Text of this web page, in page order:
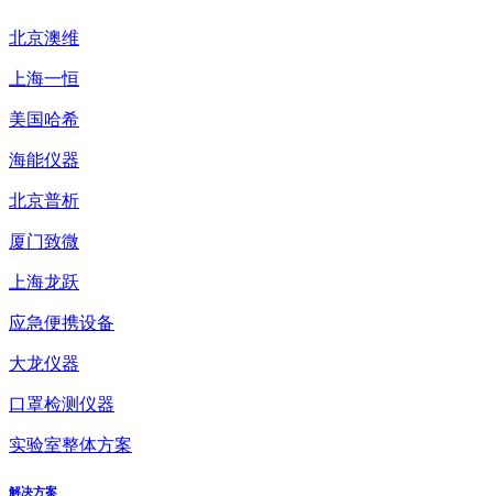
北京澳维
上海一恒
美国哈希
海能仪器
北京普析
厦门致微
上海龙跃
应急便携设备
大龙仪器
口罩检测仪器
实验室整体方案
解决方案